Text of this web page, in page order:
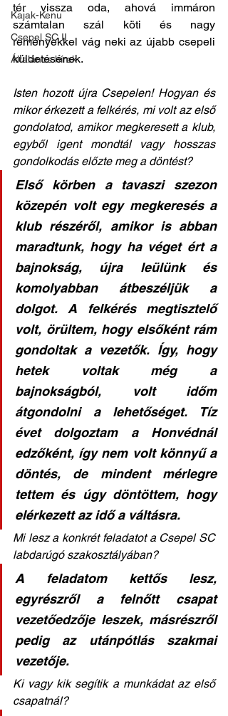
Kajak-Kenu
Csepel SC II
Általános hírek
tér vissza oda, ahová immáron
számtalan szál köti és nagy
reményekkel vág neki az újabb csepeli
küldetésének.
Isten hozott újra Csepelen! Hogyan és
mikor érkezett a felkérés, mi volt az első
gondolatod, amikor megkeresett a klub,
egyből igent mondtál vagy hosszas
gondolkodás előzte meg a döntést?
Első körben a tavaszi szezon
közepén volt egy megkeresés a
klub részéről, amikor is abban
maradtunk, hogy ha véget ért a
bajnokság, újra leülünk és
komolyabban átbeszéljük a
dolgot. A felkérés megtisztelő
volt, örültem, hogy elsőként rám
gondoltak a vezetők. Így, hogy
hetek voltak még a
bajnokságból, volt időm
átgondolni a lehetőséget. Tíz
évet dolgoztam a Honvédnál
edzőként, így nem volt könnyű a
döntés, de mindent mérlegre
tettem és úgy döntöttem, hogy
elérkezett az idő a váltásra.
Mi lesz a konkrét feladatot a Csepel SC
labdarúgó szakosztályában?
A feladatom kettős lesz,
egyrészről a felnőtt csapat
vezetőedzője leszek, másrészről
pedig az utánpótlás szakmai
vezetője.
Ki vagy kik segítik a munkádat az első
csapatnál?